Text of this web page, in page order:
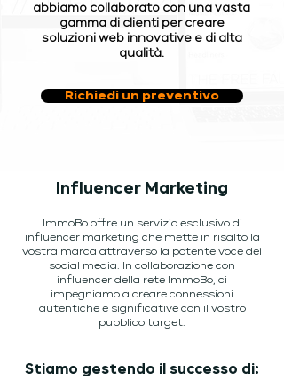
abbiamo collaborato con una vasta
gamma di clienti per creare
soluzioni web innovative e di alta
qualità.
Richiedi un preventivo
Influencer Marketing
ImmoBo offre un servizio esclusivo di
influencer marketing che mette in risalto la
vostra marca attraverso la potente voce dei
social media. In collaborazione con
influencer della rete ImmoBo, ci
impegniamo a creare connessioni
autentiche e significative con il vostro
pubblico target.
Stiamo gestendo il successo di: